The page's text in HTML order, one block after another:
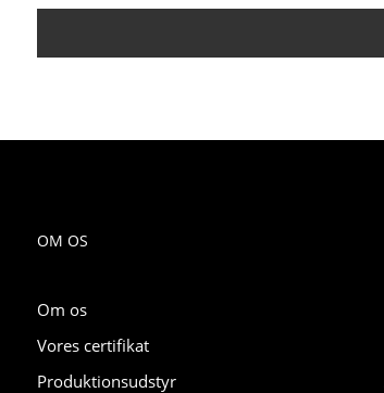
OM OS
Om os
Vores certifikat
Produktionsudstyr